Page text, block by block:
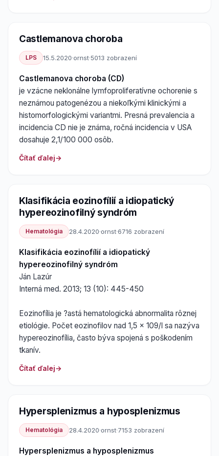
Castlemanova choroba
LPS 15.5.2020·ornst·5013 zobrazení
Castlemanova choroba (CD)
je vzácne neklonálne lymfoproliferatívne ochorenie s
neznámou patogenézou a niekoľkými klinickými a
histomorfologickými variantmi. Presná prevalencia a
incidencia CD nie je známa, ročná incidencia v USA
dosahuje 2,1/100 000 osôb.
Čítať ďalej
Klasifikácia eozinofílií a idiopatický
hypereozinofilný syndróm
Hematológia 28.4.2020·ornst·6716 zobrazení
Klasifikácia eozinofílií a idiopatický
hypereozinofilný syndróm
Ján Lazúr
Interná med. 2013; 13 (10): 445-450
Eozinofília je ?astá hematologická abnormalita rôznej
etiológie. Počet eozinofilov nad 1,5 x 109/l sa nazýva
hypereozinofília, často býva spojená s poškodením
tkanív.
Čítať ďalej
Hypersplenizmus a hyposplenizmus
Hematológia 28.4.2020·ornst·7153 zobrazení
Hypersplenizmus a hyposplenizmus